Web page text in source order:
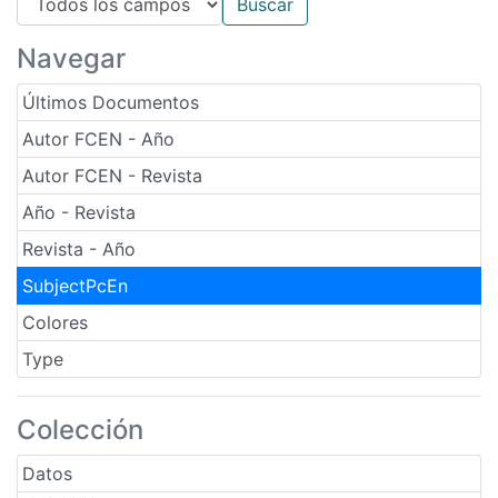
Navegar
Últimos Documentos
Autor FCEN - Año
Autor FCEN - Revista
Año - Revista
Revista - Año
SubjectPcEn
Colores
Type
Colección
Datos